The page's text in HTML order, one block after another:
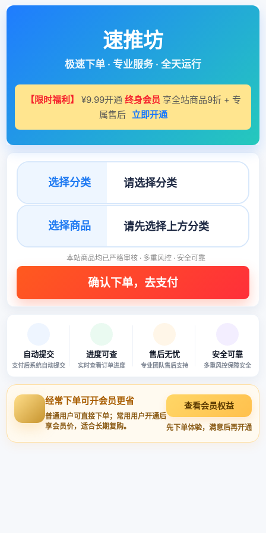
速推坊
极速下单 · 专业服务 · 全天运行
【限时福利】 ¥9.99开通 终身会员 享全站商品9折 + 专
属售后 立即开通
选择分类
选择商品
本站商品均已严格审核 · 多重风控 · 安全可靠
自动提交
支付后系统自动提交
进度可查
实时查看订单进度
售后无忧
专业团队售后支持
安全可靠
多重风控保障安全
经常下单可开会员更省
普通用户可直接下单；常用用户开通后
享会员价，适合长期复购。
查看会员权益
先下单体验，满意后再开通